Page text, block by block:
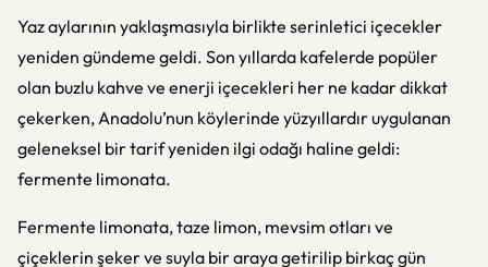
Yaz aylarının yaklaşmasıyla birlikte serinletici içecekler
yeniden gündeme geldi. Son yıllarda kafelerde popüler
olan buzlu kahve ve enerji içecekleri her ne kadar dikkat
çekerken, Anadolu’nun köylerinde yüzyıllardır uygulanan
geleneksel bir tarif yeniden ilgi odağı haline geldi:
fermente limonata.
Fermente limonata, taze limon, mevsim otları ve
çiçeklerin şeker ve suyla bir araya getirilip birkaç gün